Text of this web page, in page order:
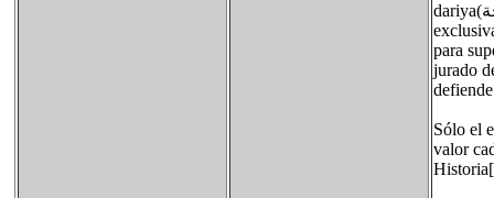
dariya(
para
jurado
Sólo el
valor